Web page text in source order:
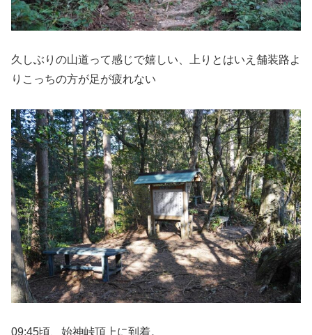
久しぶりの山道って感じで嬉しい、上りとはいえ舗装路よ
りこっちの方が足が疲れない
09:45頃、始神峠頂上に到着。